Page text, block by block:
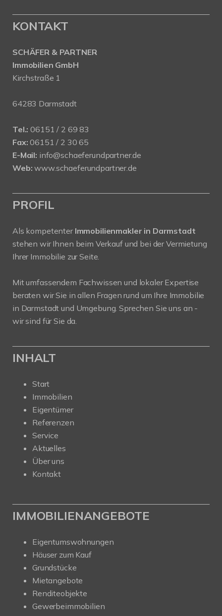
KONTAKT
SCHÄFER & PARTNER
Immobilien GmbH
Kirchstraße 1
64283 Darmstadt
Tel.: 06151 / 2 69 83
Fax: 06151 / 2 30 65
E-Mail: info@schaeferundpartner.de
Web: www.schaeferundpartner.de
PROFIL
Als kompetenter Immobilienmakler in Darmstadt
stehen wir Ihnen beim Verkauf und bei der Vermietung
Ihrer Immobilie zur Seite.
Mit umfassendem Fachwissen und lokaler Expertise
beraten wir Sie in allen Fragen rund um Ihre Immobilie
in Darmstadt und Umgebung. Sprechen Sie uns an -
wir sind für Sie da.
INHALT
Start
Immobilien
Eigentümer
Referenzen
Service
Aktuelles
Über uns
Kontakt
IMMOBILIENANGEBOTE
Eigentumswohnungen
Häuser zum Kauf
Grundstücke
Mietangebote
Renditeobjekte
Gewerbeimmobilien